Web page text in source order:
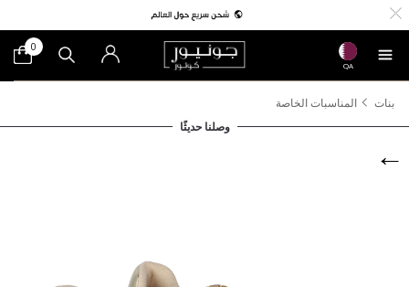
QA
0
بنات
المناسبات الخاصة
وصلنا حديثًا